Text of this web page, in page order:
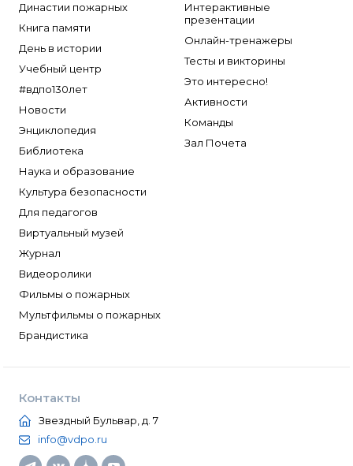
Династии пожарных
Книга памяти
День в истории
Учебный центр
#вдпо130лет
Новости
Энциклопедия
Библиотека
Наука и образование
Культура безопасности
Для педагогов
Виртуальный музей
Журнал
Видеоролики
Фильмы о пожарных
Мультфильмы о пожарных
Брандистика
Интерактивные
презентации
Онлайн-тренажеры
Тесты и викторины
Это интересно!
Активности
Команды
Зал Почета
Контакты
Звездный Бульвар, д. 7
info@vdpo.ru